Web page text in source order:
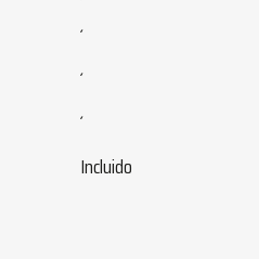
´
´
´
Incluido